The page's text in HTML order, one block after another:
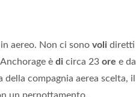
aereo. Non ci sono voli diretti
è di circa 23 ore e da
della compagnia aerea scelta, il